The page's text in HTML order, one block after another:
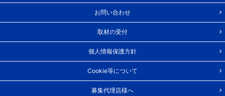
お問い合わせ
取材の受付
個人情報保護方針
Cookie等について
募集代理店様へ